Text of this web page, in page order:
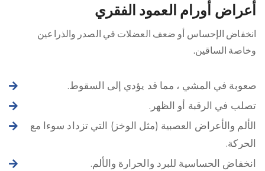
أعراض أورام العمود الفقري
انخفاض الإحساس أو ضعف العضلات في الصدر والذراعين
وخاصة الساقين.
صعوبة في المشي ، مما قد يؤدي إلى السقوط.
تصلب في الرقبة أو الظهر.
الألم والأعراض العصبية (مثل الوخز) التي تزداد سوءا مع
الحركة.
انخفاض الحساسية للبرد والحرارة والألم.